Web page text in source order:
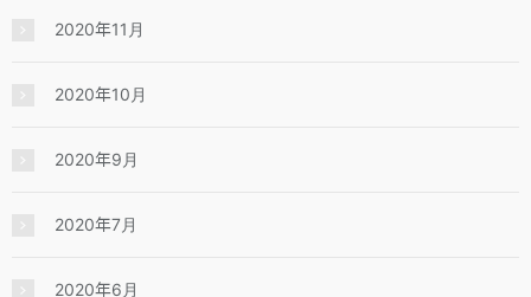
2020年11月
2020年10月
2020年9月
2020年7月
2020年6月